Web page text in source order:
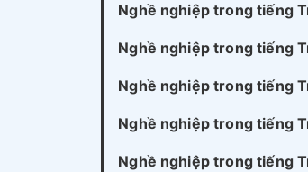
Nghề nghiệp trong tiếng
Nghề nghiệp trong tiếng
Nghề nghiệp trong tiếng
Nghề nghiệp trong tiếng
Nghề nghiệp trong tiếng